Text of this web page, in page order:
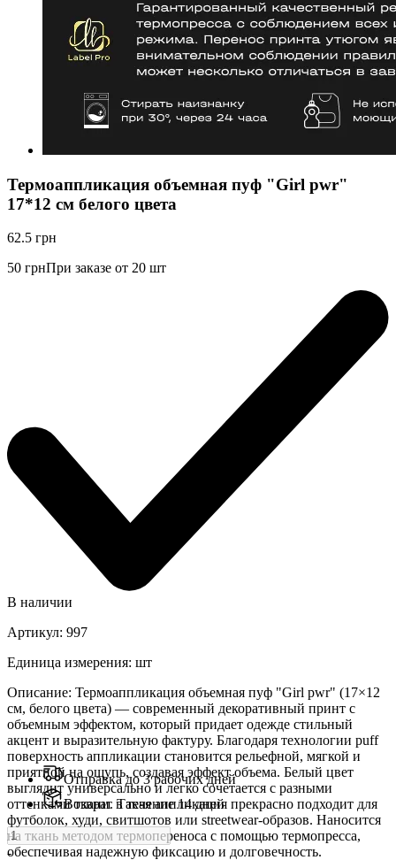
Термоаппликация объемная пуф "Girl pwr"
17*12 см белого цвета
62.5 грн
50 грнПри заказе от 20 шт
В наличии
Артикул: 997
Единица измерения: шт
Описание: Термоаппликация объемная пуф "Girl pwr" (17×12
см, белого цвета) — современный декоративный принт с
объемным эффектом, который придает одежде стильный
акцент и выразительную фактуру. Благодаря технологии puff
поверхность аппликации становится рельефной, мягкой и
приятной на ощупь, создавая эффект объема. Белый цвет
выглядит универсально и легко сочетается с разными
оттенками ткани. Такая аппликация прекрасно подходит для
футболок, худи, свитшотов или streetwear-образов. Наносится
на ткань методом термопереноса с помощью термопресса,
обеспечивая надежную фиксацию и долговечность.
Отправка до 3 рабочих дней
Возврат в течение 14 дней
-